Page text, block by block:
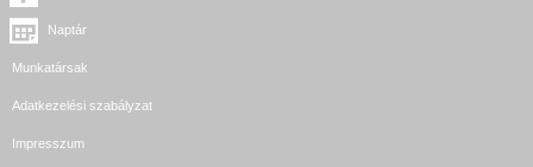
Naptár
Munkatársak
Adatkezelési szabályzat
Impresszum